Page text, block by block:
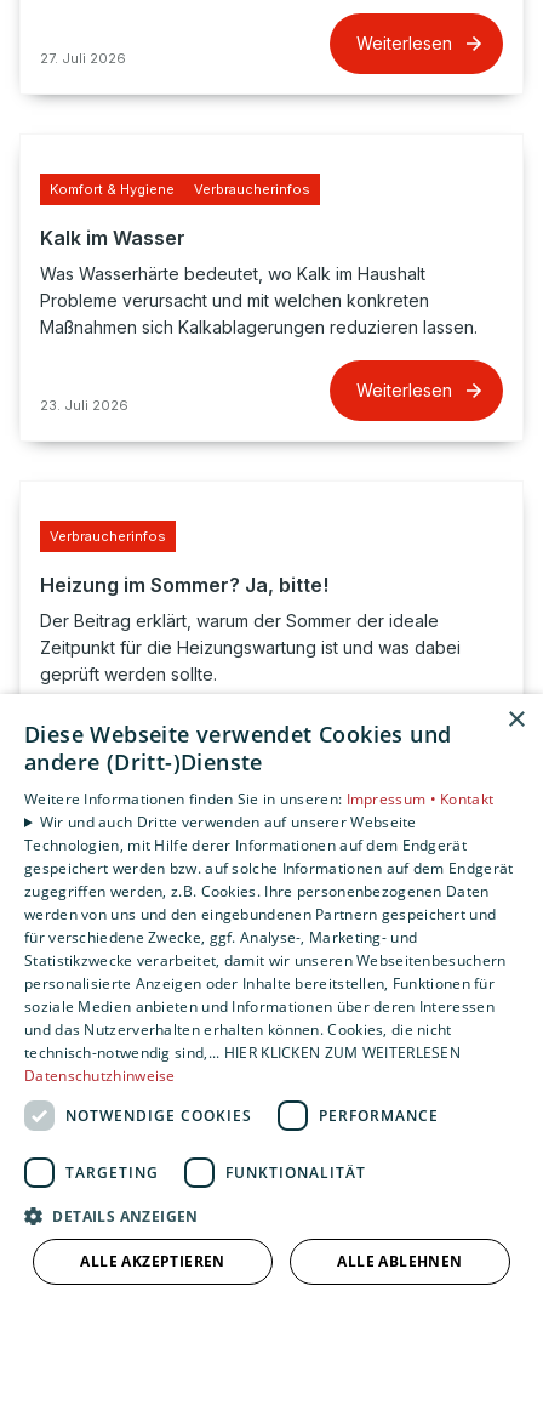
27. Juli 2026
Weiterlesen
Komfort & Hygiene Verbraucherinfos
Kalk im Wasser
Was Wasserhärte bedeutet, wo Kalk im Haushalt
Probleme verursacht und mit welchen konkreten
Maßnahmen sich Kalkablagerungen reduzieren lassen.
23. Juli 2026
Weiterlesen
Verbraucherinfos
Heizung im Sommer? Ja, bitte!
Der Beitrag erklärt, warum der Sommer der ideale
Zeitpunkt für die Heizungswartung ist und was dabei
geprüft werden sollte.
20. Juli 2026
Weiterlesen
Bad Komfort & Hygiene Tipps & Tricks
Vor dem Urlaub Wasser laufen lassen?
Der Beitrag erklärt, warum man nach längerer
Abwesenheit die Wasserleitungen durchspülen sollte und
wie man Legionellenrisiken einfach reduziert.
16. Juli 2026
Warum 18 Grad im Sommer keine gute Idee sind
×
Diese Webseite verwendet Cookies und
andere (Dritt-)Dienste
Weitere Informationen finden Sie in unseren: Impressum • Kontakt
Wir und auch Dritte verwenden auf unserer Webseite
Technologien, mit Hilfe derer Informationen auf dem Endgerät
gespeichert werden bzw. auf solche Informationen auf dem Endgerät
zugegriffen werden, z.B. Cookies. Ihre personenbezogenen Daten
werden von uns und den eingebundenen Partnern gespeichert und
für verschiedene Zwecke, ggf. Analyse-, Marketing- und
Statistikzwecke verarbeitet, damit wir unseren Webseitenbesuchern
personalisierte Anzeigen oder Inhalte bereitstellen, Funktionen für
soziale Medien anbieten und Informationen über deren Interessen
und das Nutzerverhalten erhalten können. Cookies, die nicht
technisch-notwendig sind,... HIER KLICKEN ZUM WEITERLESEN
Datenschutzhinweise
NOTWENDIGE COOKIES
PERFORMANCE
TARGETING FUNKTIONALITÄT
DETAILS ANZEIGEN
ALLE AKZEPTIEREN ALLE ABLEHNEN